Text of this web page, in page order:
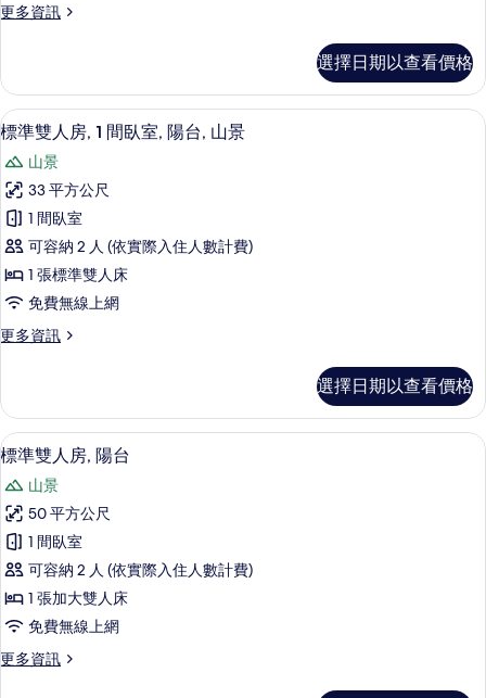
2
臥
室,
廚
房,
庭
園
的
所
有
相
更多資訊
更
獨
棟
房
2
間
臥
室,
廚
房,
庭
園
詳
選擇日期以查看價格
顯
示
標
準
雙
人
房,
間
室,
陽
台,
山
景
的
所
有
相
片
標準雙人房, 1 間臥室, 陽台, 山景 | 書
6
標準雙人房, 1 間臥室, 陽台, 山景
山景
33 平方公尺
1 間臥室
可容納 2 人 (依實際入住人數計費)
1 張標準雙人床
免費無線上網
更多資訊
更
雙
人
房,
間
臥
室,
陽
台,
山
景
的
情
選擇日期以查看價格
顯
示
標
準
雙
人
房,
台
標準雙人房, 陽台 | 書桌、遮光布/窗
6
標準雙人房, 陽台
山景
50 平方公尺
1 間臥室
可容納 2 人 (依實際入住人數計費)
1 張加大雙人床
免費無線上網
更多資訊
更